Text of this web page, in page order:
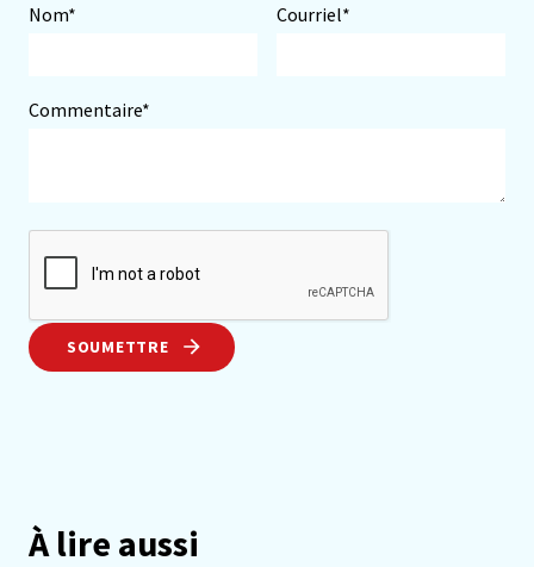
Nom* Courriel*
Commentaire*
SOUMETTRE
À lire aussi